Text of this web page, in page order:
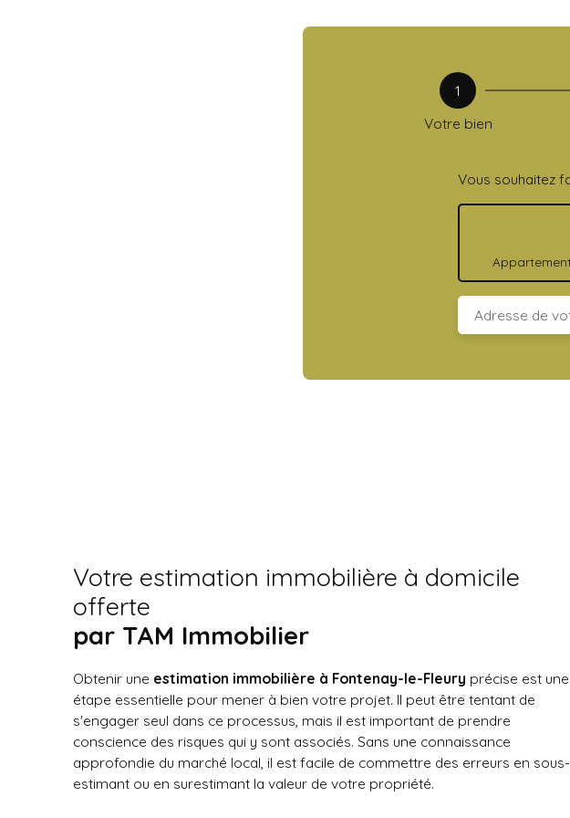
1
Votre bien
Vous souhaitez
Appartement
Adresse de
Votre estimation immobilière à domicile
offerte
par TAM Immobilier
Obtenir une estimation immobilière à Fontenay-le-Fleury précise est une
étape essentielle pour mener à bien votre projet. Il peut être tentant de
s'engager seul dans ce processus, mais il est important de prendre
conscience des risques qui y sont associés. Sans une connaissance
approfondie du marché local, il est facile de commettre des erreurs en sous-
estimant ou en surestimant la valeur de votre propriété.